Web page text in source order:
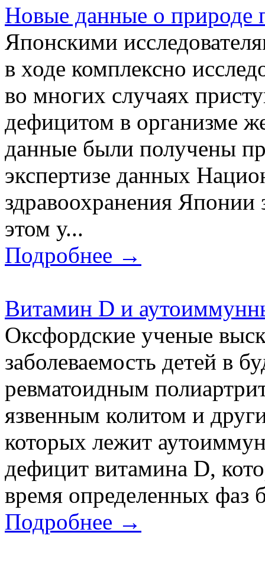
Новые данные о природе
Японскими
в ходе комплексно
во многих случаях
дефицитом в организме
данные были получены
экспертизе данных
здравоохранения Японии
этом у...
Подробнее →
Витамин D и
Оксфордские ученые
заболеваемость детей в
ревматоидным
язвенным колитом и
которых лежит
дефицит витамина D,
время определенных фаз
Подробнее →